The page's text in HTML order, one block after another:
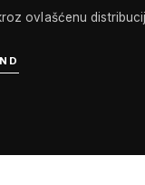
ovlašćenu